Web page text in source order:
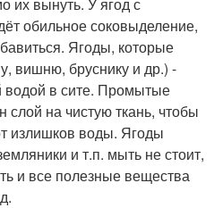
обильное соковыделение,
Ягоды, которые
вишню, бруснику и др.) -
в сите. Промытые
на чистую ткань, чтобы
излишков воды. Ягоды
и т.п. мыть не стоит,
и все полезные вещества